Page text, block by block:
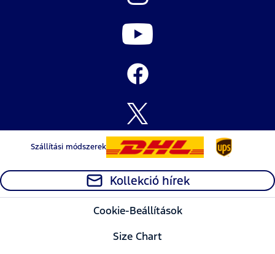
Szállítási módszerek
Kollekció hírek
Cookie-Beállítások
Size Chart